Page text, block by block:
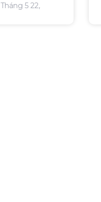
Tháng 5 22,